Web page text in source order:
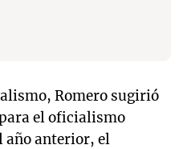
Romero sugirió
el oficialismo
año anterior, el